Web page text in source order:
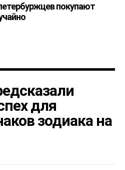
покупают
для
зодиака на